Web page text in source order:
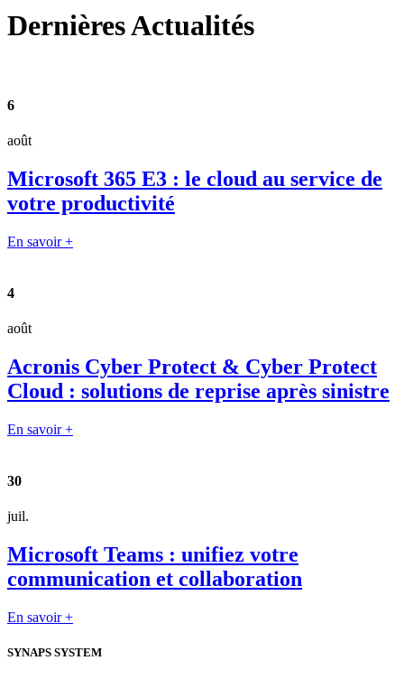
DernièresActualités
6
août
Microsoft 365 E3 : le cloud au service de
votre productivité
En savoir +
4
août
Acronis Cyber Protect & Cyber Protect
Cloud : solutions de reprise après sinistre
En savoir +
30
juil.
Microsoft Teams : unifiez votre
communication et collaboration
En savoir +
SYNAPS SYSTEM